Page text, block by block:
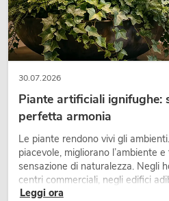
30.07.2026
Piante artificiali ignifughe:
perfetta armonia
Le piante rendono vivi gli
piacevole, migliorano l’ambiente
sensazione di naturalezza. Negli
centri commerciali, negli edifici
fieristici, una vegetazione di alta
Leggi ora